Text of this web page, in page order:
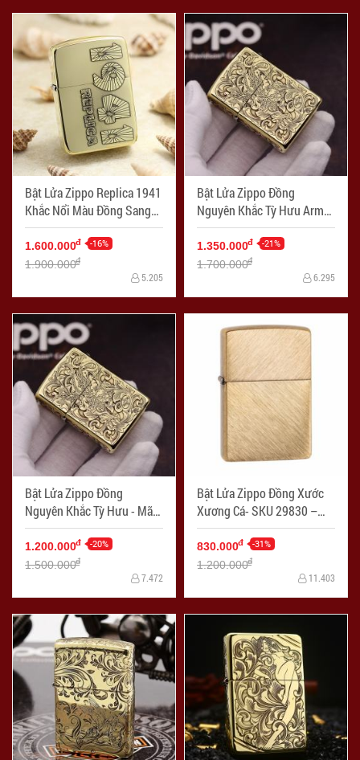
Bật Lửa Zippo Replica 1941
Khắc Nổi Màu Đồng Sang
Trọng - Mã SP: ZPC2370
1.600.000đ -16%
1.900.000đ
5.205
Bật Lửa Zippo Đồng
Nguyên Khắc Tỳ Hưu Armor
- Mã SP: ZPC2369-169
1.350.000đ -21%
1.700.000đ
6.295
Bật Lửa Zippo Đồng
Nguyên Khắc Tỳ Hưu - Mã
SP: ZPC2369-254
1.200.000đ -20%
1.500.000đ
7.472
Bật Lửa Zippo Đồng Xước
Xương Cá- SKU 29830 –
Zippo Regular Herringbone
Sweep Brass - Mã SP:
ZPC2359
830.000đ -31%
1.200.000đ
11.403